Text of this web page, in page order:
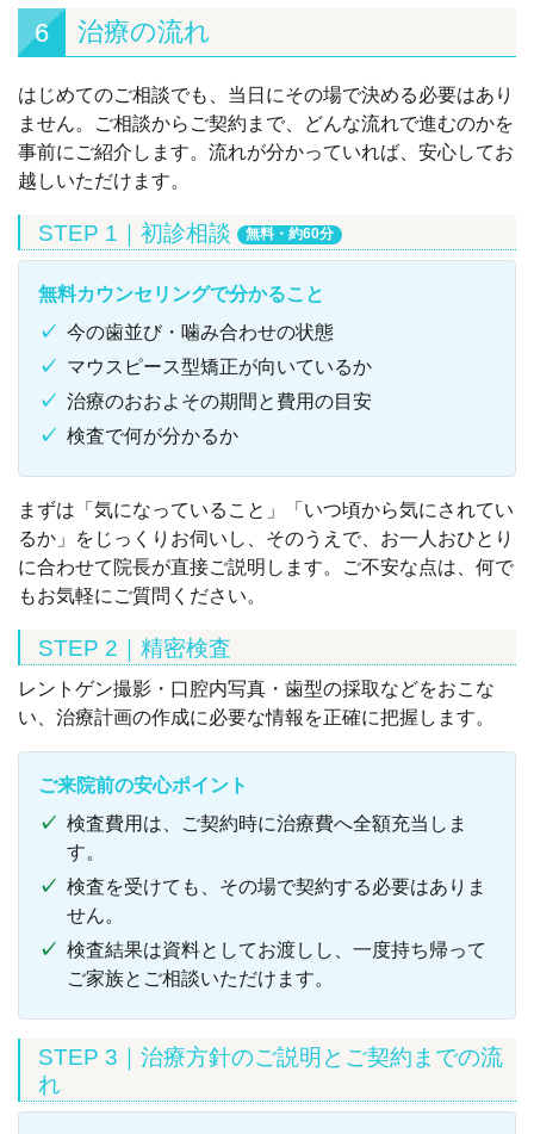
6 治療の流れ
はじめてのご相談でも、当日にその場で決める必要はあり
ません。ご相談からご契約まで、どんな流れで進むのかを
事前にご紹介します。流れが分かっていれば、安心してお
越しいただけます。
STEP 1｜初診相談 無料・約60分
無料カウンセリングで分かること
今の歯並び・噛み合わせの状態
マウスピース型矯正が向いているか
治療のおおよその期間と費用の目安
検査で何が分かるか
まずは「気になっていること」「いつ頃から気にされてい
るか」をじっくりお伺いし、そのうえで、お一人おひとり
に合わせて院長が直接ご説明します。ご不安な点は、何で
もお気軽にご質問ください。
STEP 2｜精密検査
レントゲン撮影・口腔内写真・歯型の採取などをおこな
い、治療計画の作成に必要な情報を正確に把握します。
ご来院前の安心ポイント
検査費用は、ご契約時に治療費へ全額充当しま
す。
検査を受けても、その場で契約する必要はありま
せん。
検査結果は資料としてお渡しし、一度持ち帰って
ご家族とご相談いただけます。
STEP 3｜治療方針のご説明とご契約までの流
れ